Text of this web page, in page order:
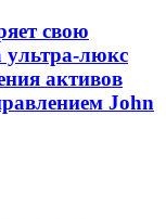
свою
ультра-люкс
активов
John